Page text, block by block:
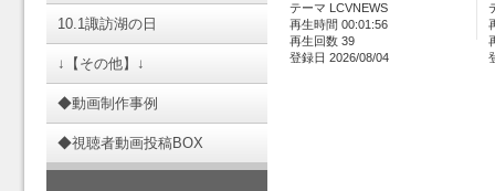
10.1諏訪湖の日
↓【その他】↓
◆動画制作事例
◆視聴者動画投稿BOX
テーマ LCVNEWS
再生時間 00:01:56
再生回数 39
登録日 2026/08/04